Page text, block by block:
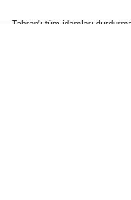
Tahran’ı tüm idamları